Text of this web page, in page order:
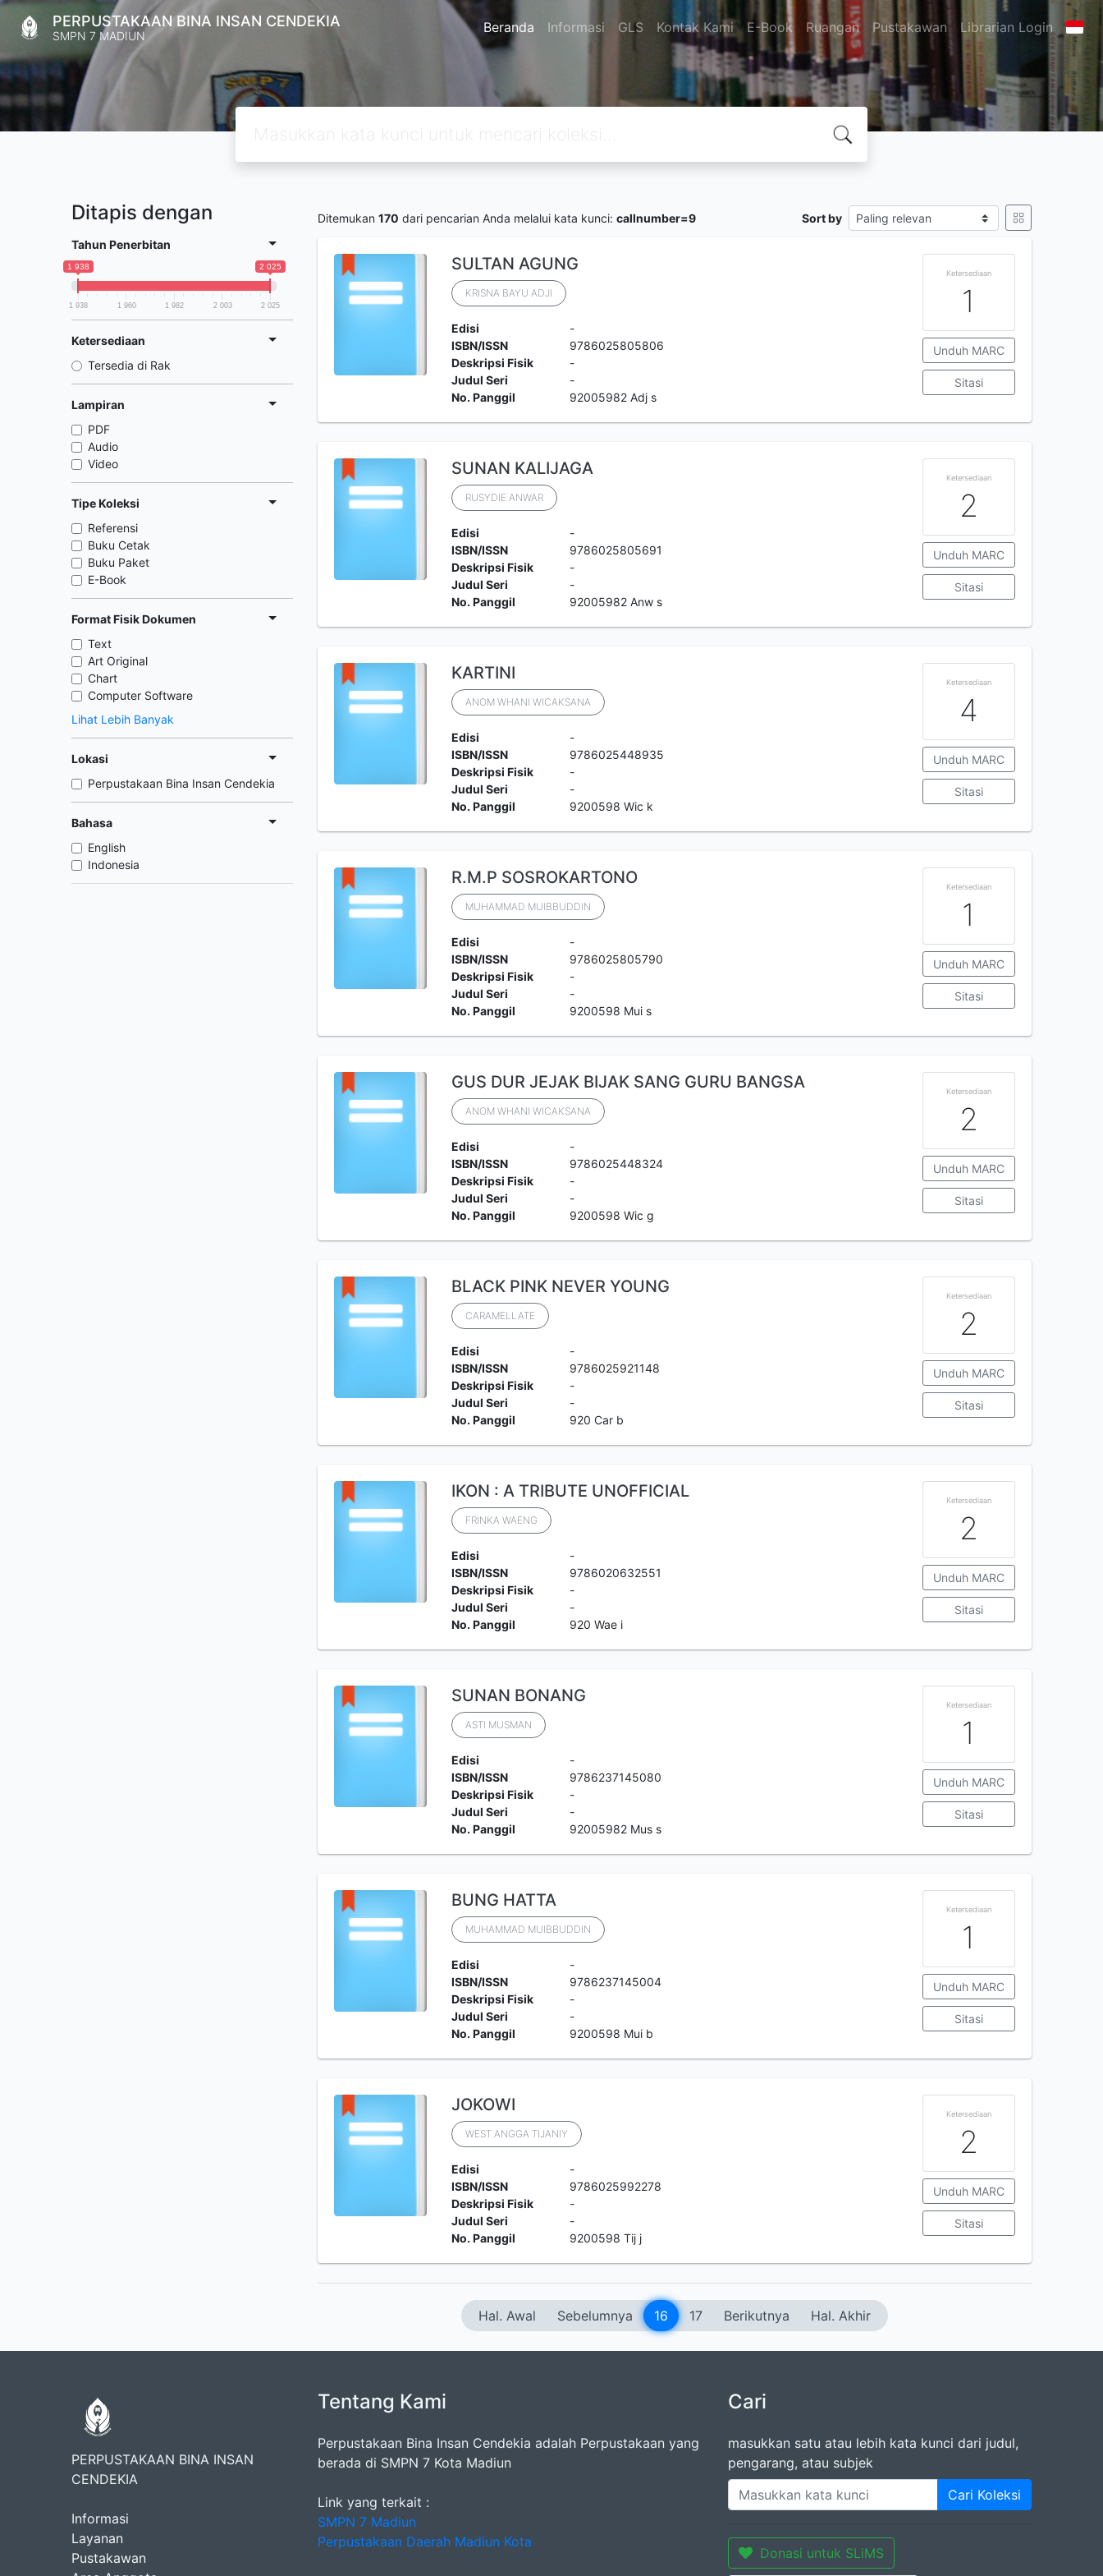
PERPUSTAKAAN BINA INSAN CENDEKIA
SMPN 7 MADIUN Beranda Informasi GLS Kontak Kami E-Book Ruangan Pustakawan Librarian Login
Ditapis dengan
Tahun Penerbitan
1 938 2 025
1 938 1 960 1 982 2 003 2 025
Ketersediaan
Tersedia di Rak
Lampiran
PDF
Audio
Video
Tipe Koleksi
Referensi
Buku Cetak
Buku Paket
E-Book
Format Fisik Dokumen
Text
Art Original
Chart
Computer Software
Lihat Lebih Banyak
Lokasi
Perpustakaan Bina Insan Cendekia
Bahasa
English
Indonesia
Ditemukan 170 dari pencarian Anda melalui kata kunci: callnumber=9 Sort by
SULTAN AGUNG
KRISNA BAYU ADJI
Edisi
-
ISBN/ISSN
9786025805806
Deskripsi Fisik
-
Judul Seri
-
No. Panggil
92005982 Adj s
Ketersediaan
1
Unduh MARC
Sitasi
SUNAN KALIJAGA
RUSYDIE ANWAR
Edisi
-
ISBN/ISSN
9786025805691
Deskripsi Fisik
-
Judul Seri
-
No. Panggil
92005982 Anw s
Ketersediaan
2
Unduh MARC
Sitasi
KARTINI
ANOM WHANI WICAKSANA
Edisi
-
ISBN/ISSN
9786025448935
Deskripsi Fisik
-
Judul Seri
-
No. Panggil
9200598 Wic k
Ketersediaan
4
Unduh MARC
Sitasi
R.M.P SOSROKARTONO
MUHAMMAD MUIBBUDDIN
Edisi
-
ISBN/ISSN
9786025805790
Deskripsi Fisik
-
Judul Seri
-
No. Panggil
9200598 Mui s
Ketersediaan
1
Unduh MARC
Sitasi
GUS DUR JEJAK BIJAK SANG GURU BANGSA
ANOM WHANI WICAKSANA
Edisi
-
ISBN/ISSN
9786025448324
Deskripsi Fisik
-
Judul Seri
-
No. Panggil
9200598 Wic g
Ketersediaan
2
Unduh MARC
Sitasi
BLACK PINK NEVER YOUNG
CARAMELLATE
Edisi
-
ISBN/ISSN
9786025921148
Deskripsi Fisik
-
Judul Seri
-
No. Panggil
920 Car b
Ketersediaan
2
Unduh MARC
Sitasi
IKON : A TRIBUTE UNOFFICIAL
FRINKA WAENG
Edisi
-
ISBN/ISSN
9786020632551
Deskripsi Fisik
-
Judul Seri
-
No. Panggil
920 Wae i
Ketersediaan
2
Unduh MARC
Sitasi
SUNAN BONANG
ASTI MUSMAN
Edisi
-
ISBN/ISSN
9786237145080
Deskripsi Fisik
-
Judul Seri
-
No. Panggil
92005982 Mus s
Ketersediaan
1
Unduh MARC
Sitasi
BUNG HATTA
MUHAMMAD MUIBBUDDIN
Edisi
-
ISBN/ISSN
9786237145004
Deskripsi Fisik
-
Judul Seri
-
No. Panggil
9200598 Mui b
Ketersediaan
1
Unduh MARC
Sitasi
JOKOWI
WEST ANGGA TIJANIY
Edisi
-
ISBN/ISSN
9786025992278
Deskripsi Fisik
-
Judul Seri
-
No. Panggil
9200598 Tij j
Ketersediaan
2
Unduh MARC
Sitasi
Hal. Awal Sebelumnya 16 17 Berikutnya Hal. Akhir
PERPUSTAKAAN BINA INSAN
CENDEKIA
Informasi
Layanan
Pustakawan
Tentang Kami
Perpustakaan Bina Insan Cendekia adalah Perpustakaan yang
berada di SMPN 7 Kota Madiun
Link yang terkait :
SMPN 7 Madiun
Perpustakaan Daerah Madiun Kota
Cari
masukkan satu atau lebih kata kunci dari judul,
pengarang, atau subjek
Cari Koleksi
Donasi untuk SLiMS